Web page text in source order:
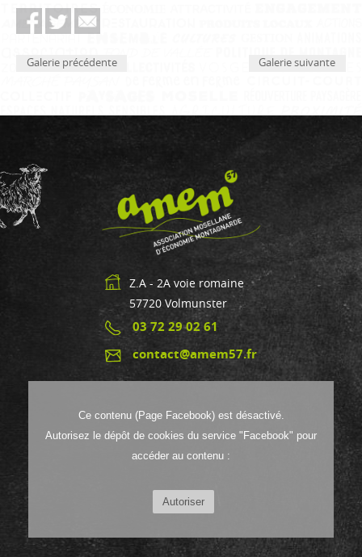
Galerie précédente Galerie suivante
Z.A - 2A voie romaine
57720 Volmunster
03 72 29 02 61
contact@amem57.fr
Ce contenu (Page Facebook) est désactivé.
Autorisez le dépôt de cookies du service "Facebook" pour
accéder au contenu :
Autoriser